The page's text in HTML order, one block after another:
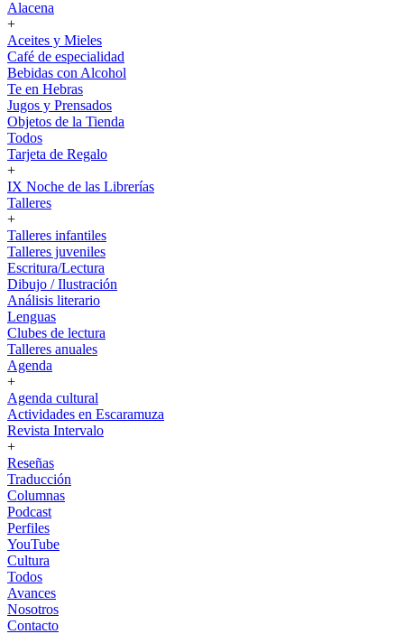
Alacena
+
Aceites y Mieles
Café de especialidad
Bebidas con Alcohol
Te en Hebras
Jugos y Prensados
Objetos de la Tienda
Todos
Tarjeta de Regalo
+
IX Noche de las Librerías
Talleres
+
Talleres infantiles
Talleres juveniles
Escritura/Lectura
Dibujo / Ilustración
Análisis literario
Lenguas
Clubes de lectura
Talleres anuales
Agenda
+
Agenda cultural
Actividades en Escaramuza
Revista Intervalo
+
Reseñas
Traducción
Columnas
Podcast
Perfiles
YouTube
Cultura
Todos
Avances
Nosotros
Contacto